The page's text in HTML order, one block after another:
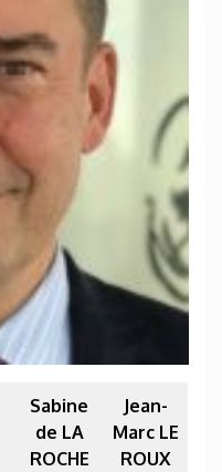
Sabine
de LA
ROCHE
Jean-
Marc LE
ROUX